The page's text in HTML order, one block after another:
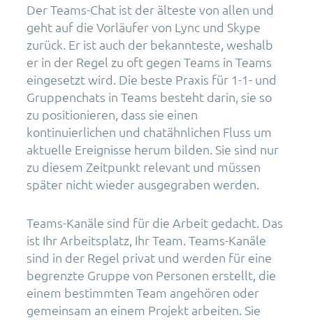
Der Teams-Chat ist der älteste von allen und
geht auf die Vorläufer von Lync und Skype
zurück. Er ist auch der bekannteste, weshalb
er in der Regel zu oft gegen Teams in Teams
eingesetzt wird. Die beste Praxis für 1-1- und
Gruppenchats in Teams besteht darin, sie so
zu positionieren, dass sie einen
kontinuierlichen und chatähnlichen Fluss um
aktuelle Ereignisse herum bilden. Sie sind nur
zu diesem Zeitpunkt relevant und müssen
später nicht wieder ausgegraben werden.
Teams-Kanäle sind für die Arbeit gedacht. Das
ist Ihr Arbeitsplatz, Ihr Team. Teams-Kanäle
sind in der Regel privat und werden für eine
begrenzte Gruppe von Personen erstellt, die
einem bestimmten Team angehören oder
gemeinsam an einem Projekt arbeiten. Sie